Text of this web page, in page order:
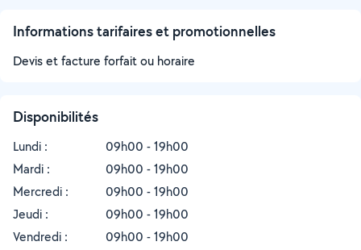
Informations tarifaires et promotionnelles
Devis et facture forfait ou horaire
Disponibilités
Lundi :
09h00 - 19h00
Mardi :
09h00 - 19h00
Mercredi :
09h00 - 19h00
Jeudi :
09h00 - 19h00
Vendredi :
09h00 - 19h00